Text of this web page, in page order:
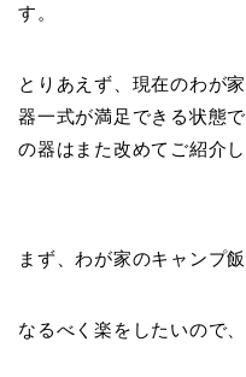
す。
とりあえず、現在のわが
器一式が満足できる状態
の器はまた改めてご紹介し
まず、わが家のキャンプ
なるべく楽をしたいので